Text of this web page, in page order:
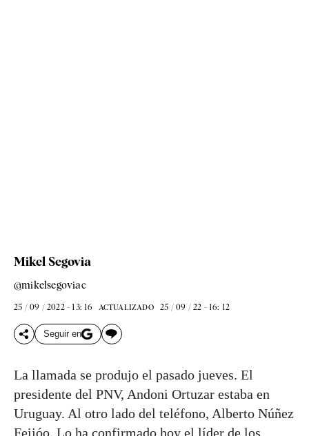
Mikel Segovia
@mikelsegoviac
25 / 09 / 2022 - 13: 16 ACTUALIZADO 25 / 09 / 22 - 16: 12
Seguir en
La llamada se produjo el pasado jueves. El
presidente del PNV, Andoni Ortuzar estaba en
Uruguay. Al otro lado del teléfono, Alberto Núñez
Feijóo. Lo ha confirmado hoy el líder de los